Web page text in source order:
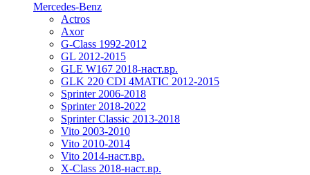
Mercedes-Benz
Actros
Axor
G-Class 1992-2012
GL 2012-2015
GLE W167 2018-наст.вр.
GLK 220 CDI 4MATIC 2012-2015
Sprinter 2006-2018
Sprinter 2018-2022
Sprinter Classic 2013-2018
Vito 2003-2010
Vito 2010-2014
Vito 2014-наст.вр.
X-Class 2018-наст.вр.